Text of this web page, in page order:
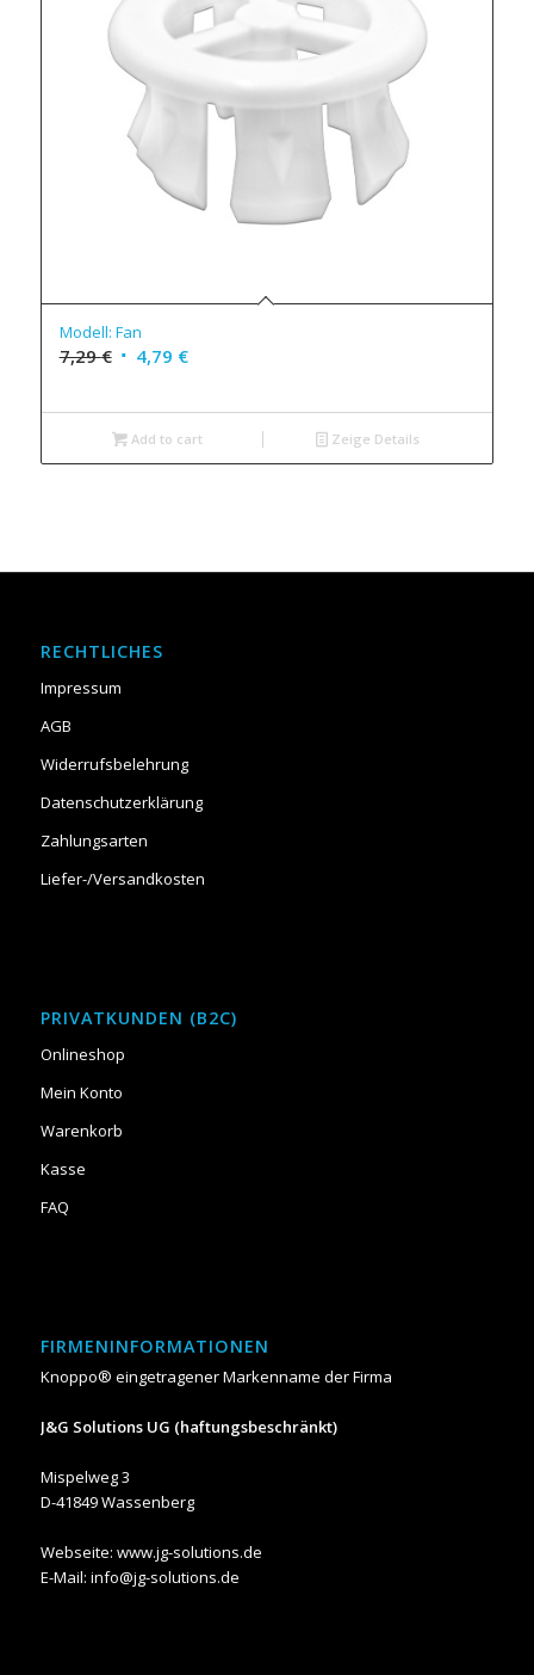
Modell: Fan
7,29€ 4,79 €
Add to cart Zeige Details
RECHTLICHES
Impressum
AGB
Widerrufsbelehrung
Datenschutzerklärung
Zahlungsarten
Liefer-/Versandkosten
PRIVATKUNDEN (B2C)
Onlineshop
Mein Konto
Warenkorb
Kasse
FAQ
FIRMENINFORMATIONEN
Knoppo® eingetragener Markenname der Firma
J&G Solutions UG (haftungsbeschränkt)
Mispelweg 3
D-41849 Wassenberg
Webseite: www.jg-solutions.de
E-Mail: info@jg-solutions.de